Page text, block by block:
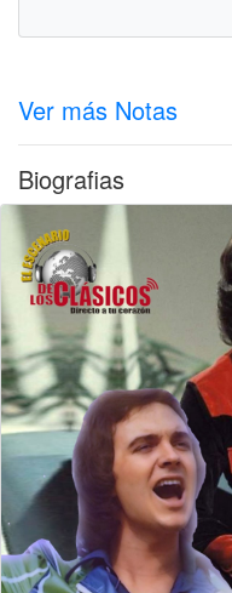
Ver más Notas
Biografias